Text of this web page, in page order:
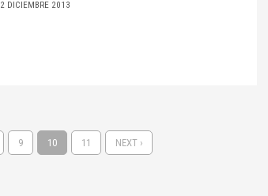
2 DICIEMBRE 2013
9 10 11 NEXT ›